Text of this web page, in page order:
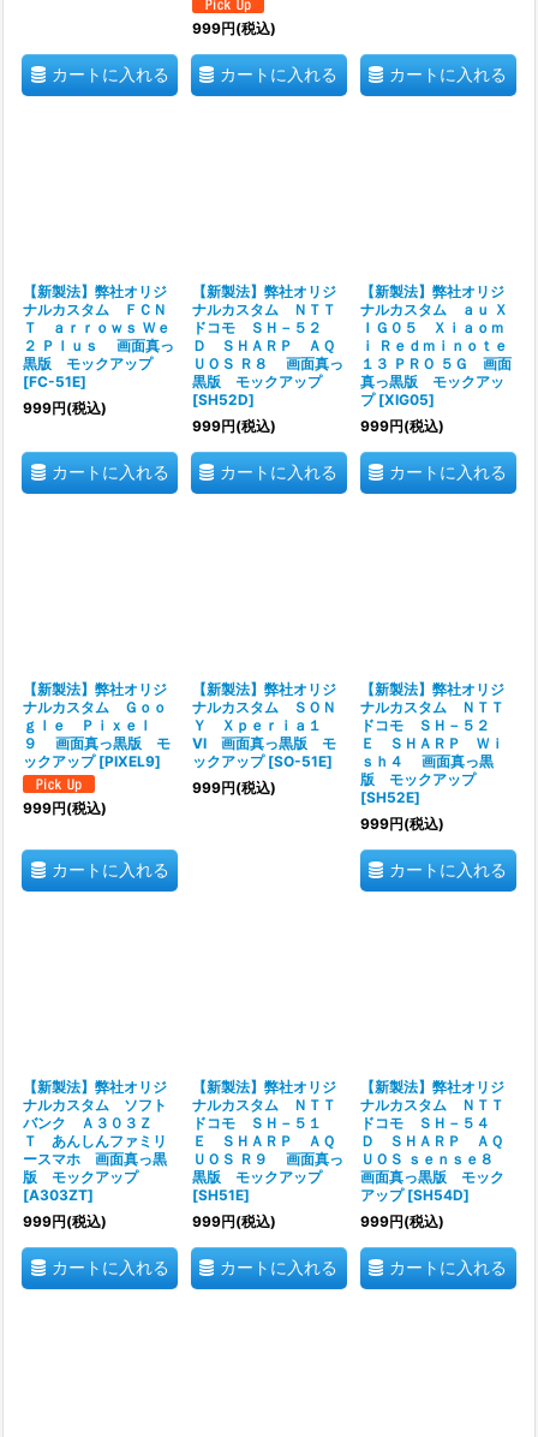
カートに入れる
999円(税込)
カートに入れる カートに入れる
【新製法】弊社オリジ
ナルカスタム ＦＣＮ
Ｔ ａｒｒｏｗｓ Ｗｅ
２ Ｐｌｕｓ 画面真っ
黒版 モックアップ
[FC-51E]
999円(税込)
カートに入れる
【新製法】弊社オリジ
ナルカスタム ＮＴＴ
ドコモ ＳＨ－５２
Ｄ ＳＨＡＲＰ ＡＱ
ＵＯＳ Ｒ８ 画面真っ
黒版 モックアップ
[SH52D]
999円(税込)
カートに入れる
【新製法】弊社オリジ
ナルカスタム ａｕ Ｘ
ＩＧ０５ Ｘｉａｏｍ
ｉ Ｒｅｄｍｉｎｏｔｅ
１３ ＰＲＯ ５Ｇ 画面
真っ黒版 モックアッ
プ [XIG05]
999円(税込)
カートに入れる
【新製法】弊社オリジ
ナルカスタム Ｇｏｏ
ｇｌｅ Ｐｉｘｅｌ
９ 画面真っ黒版 モ
ックアップ [PIXEL9]
999円(税込)
カートに入れる
【新製法】弊社オリジ
ナルカスタム ＳＯＮ
Ｙ Ｘｐｅｒｉａ１
VI 画面真っ黒版 モ
ックアップ [SO-51E]
999円(税込)
【新製法】弊社オリジ
ナルカスタム ＮＴＴ
ドコモ ＳＨ－５２
Ｅ ＳＨＡＲＰ Ｗｉ
ｓｈ４ 画面真っ黒
版 モックアップ
[SH52E]
999円(税込)
カートに入れる
【新製法】弊社オリジ
ナルカスタム ソフト
バンク Ａ３０３Ｚ
Ｔ あんしんファミリ
ースマホ 画面真っ黒
版 モックアップ
[A303ZT]
999円(税込)
カートに入れる
【新製法】弊社オリジ
ナルカスタム ＮＴＴ
ドコモ ＳＨ－５１
Ｅ ＳＨＡＲＰ ＡＱ
ＵＯＳ Ｒ９ 画面真っ
黒版 モックアップ
[SH51E]
999円(税込)
カートに入れる
【新製法】弊社オリジ
ナルカスタム ＮＴＴ
ドコモ ＳＨ－５４
Ｄ ＳＨＡＲＰ ＡＱ
ＵＯＳ ｓｅｎｓｅ８
画面真っ黒版 モック
アップ [SH54D]
999円(税込)
カートに入れる